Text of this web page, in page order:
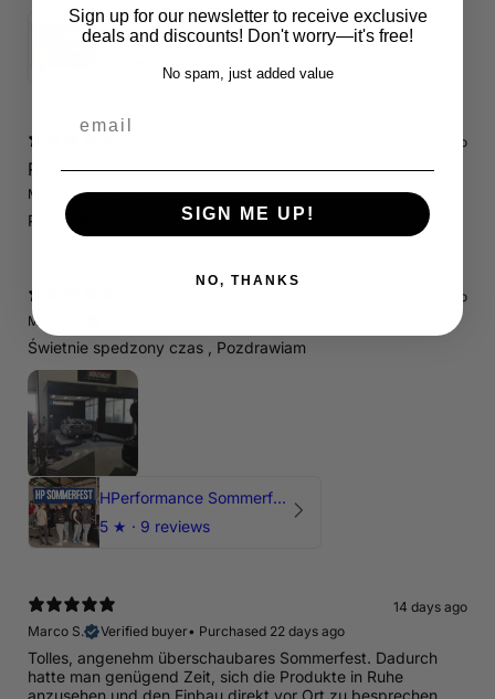
Servicepaket / Inspektionspaket 1 mit Motul 300V 5W40 - 5W50 für alle 2.5 TFSI Modelle
14 days ago
RS3 8P
Marcin J. Verified buyer Store review
Polecam !
14 days ago
Marcin J.
Świetnie spedzony czas , Pozdrawiam
HPerformance Sommerfest 2026
5 ★ · 9 reviews
14 days ago
Marco S.
Verified buyer• Purchased 22 days ago
Tolles, angenehm überschaubares Sommerfest. Dadurch
hatte man genügend Zeit, sich die Produkte in Ruhe
Sign up for our newsletter to receive exclusive
deals and discounts! Don't worry—it's free!
No spam, just added value
SIGN ME UP!
NO, THANKS